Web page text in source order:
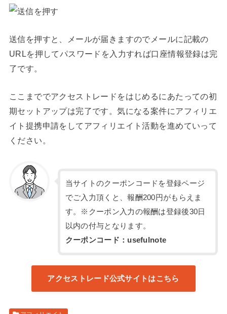
送信を押すと、メールが届きますのでメールに記載の
URLを押してパスワードを入力すれば口座情報登録は完
了です。
ここまででアクセストレードをはじめるにあたっての初
期セットアップは完了です。気になる案件にアフィリエ
イト提携申請をしてアフィリエイト活動を進めていって
ください。
当サイトのクーポンコードを登録ページ
でご入力頂くと、報酬200円がもらえま
す。※クーポン入力の報酬は登録後30日
以内の付与となります。
クーポンコード：usefulnote
アクセストレード公式サイトはこちら